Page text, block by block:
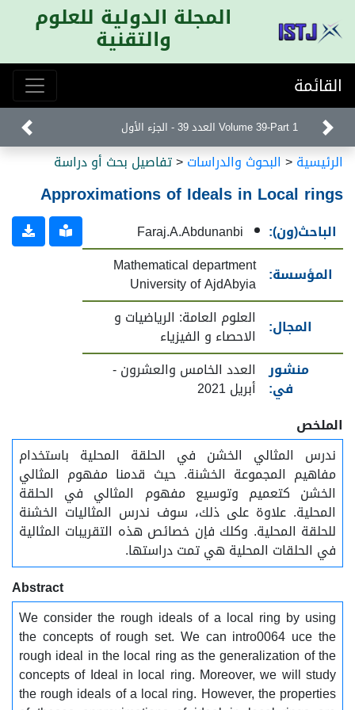
المجلة الدولية للعلوم
والتقنية
القائمة
Volume 39-Part 1 العدد 39 - الجزء الأول
الرئيسية< البحوث والدراسات<تفاصيل بحث أو دراسة
Approximations of Ideals in Local rings
الباحث(ون):
Faraj.A.Abdunanbi
المؤسسة: Mathematical department
University of AjdAbyia
المجال:
العلوم العامة: الرياضيات و
الاحصاء و الفيزياء
منشور
في:
العدد الخامس والعشرون -
أبريل 2021
الملخص
ندرس المثالي الخشن في الحلقة المحلية باستخدام
مفاهيم المجموعة الخشنة. حيث قدمنا مفهوم المثالي
الخشن كتعميم وتوسيع مفهوم المثالي في الحلقة
المحلية. علاوة على ذلك، سوف ندرس المثاليات الخشنة
للحلقة المحلية. وكلك فإن خصائص هذه التقريبات المثالية
في الحلقات المحلية هي تمت دراستها.
Abstract
We consider the rough ideals of a local ring by using
the concepts of rough set. We can intro0064 uce the
rough ideal in the local ring as the generalization of the
concepts of Ideal in local ring. Moreover, we will study
the rough ideals of a local ring. However, the properties